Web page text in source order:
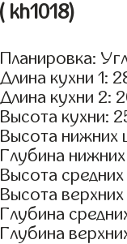
( kh1018)
Планировка:
Длина кухни 1:
Длина кухни 2:
Высота кухни:
Высота
Глубина
Высота
Высота
Глубина
Глубина